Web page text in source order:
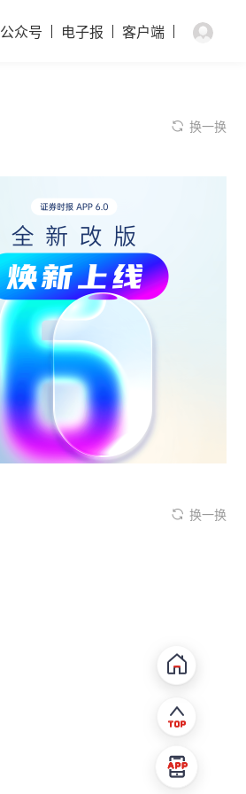
公众号 电子报 客户端
换一换
换一换